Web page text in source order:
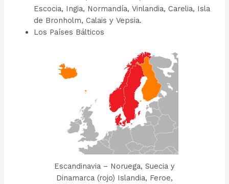
Escocia, Ingia, Normandía, Vinlandia, Carelia, Isla
de Bronholm, Calais y Vepsia.
Los Países Bálticos
Escandinavia – Noruega, Suecia y
Dinamarca (rojo) Islandia, Feroe,